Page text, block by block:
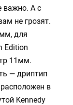
важно. А с
не грозят.
для
Edition
11мм.
— дриптип
в
Kennedy